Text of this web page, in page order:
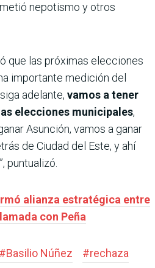
nepotismo y otros
que las próximas elecciones
importante medición del
adelante, vamos a tener
elecciones municipales,
Asunción, vamos a ganar
de Ciudad del Este, y ahí
puntualizó.
alianza estratégica entre
con Peña
#Basilio Núñez #rechaza